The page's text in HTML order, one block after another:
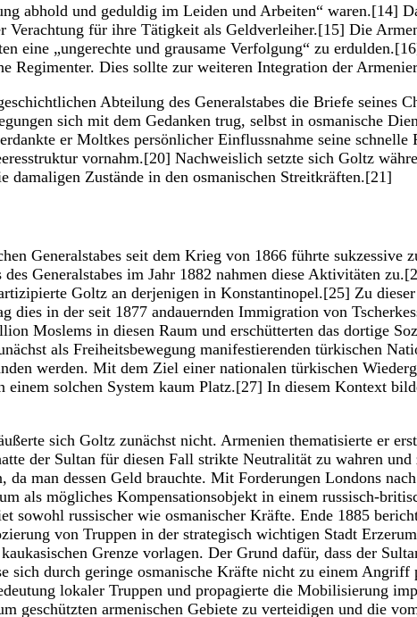
abhold und geduldig im Leiden und Arbeiten“ waren.[14]
für ihre Tätigkeit als Geldverleiher.[15] Die
eine „ungerechte und grausame Verfolgung“ zu
Regimenter. Dies sollte zur weiteren Integration der
Abteilung des Generalstabes die Briefe seines
sich mit dem Gedanken trug, selbst in osmanische
er Moltkes persönlicher Einflussnahme seine
vornahm.[20] Nachweislich setzte sich Goltz
damaligen Zustände in den osmanischen Streitkräften.[21]
Generalstabes seit dem Krieg von 1866 führte
Generalstabes im Jahr 1882 nahmen diese Aktivitäten
Goltz an derjenigen in Konstantinopel.[25] Zu
dies in der seit 1877 andauernden Immigration von
Moslems in diesen Raum und erschütterten das dortige
als Freiheitsbewegung manifestierenden türkischen
werden. Mit dem Ziel einer nationalen türkischen
solchen System kaum Platz.[27] In diesem Kontext
sich Goltz zunächst nicht. Armenien thematisierte er
der Sultan für diesen Fall strikte Neutralität zu wahren
da man dessen Geld brauchte. Mit Forderungen Londons
als mögliches Kompensationsobjekt in einem russisch-
sowohl russischer wie osmanischer Kräfte. Ende 1885
von Truppen in der strategisch wichtigen Stadt
Grenze vorlagen. Der Grund dafür, dass der
sich durch geringe osmanische Kräfte nicht zu einem
lokaler Truppen und propagierte die Mobilisierung
geschützten armenischen Gebiete zu verteidigen und die